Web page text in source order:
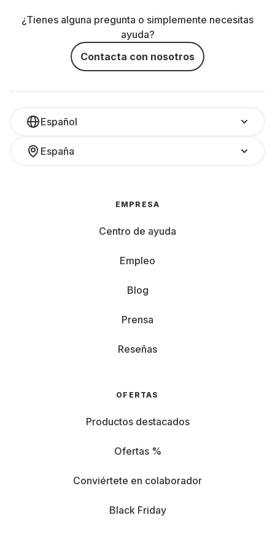
¿Tienes alguna pregunta o simplemente necesitas
ayuda?
Contacta con nosotros
Español
España
EMPRESA
Centro de ayuda
Empleo
Blog
Prensa
Reseñas
OFERTAS
Productos destacados
Ofertas %
Conviértete en colaborador
Black Friday